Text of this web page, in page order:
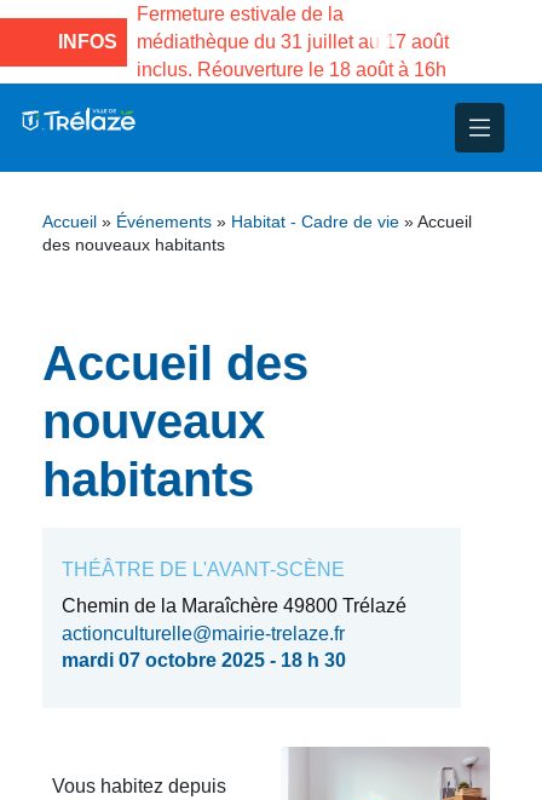
INFOS
la Maison des
de Gama du
Fermeture estivale de la
médiathèque du 31 juillet au 17 août
inclus. Réouverture le 18 août à 16h
Projets
– Jumelage
Accueil » Événements » Habitat - Cadre de vie » Accueil
des nouveaux habitants
Accueil des
nouveaux
habitants
THÉÂTRE DE L'AVANT-SCÈNE
Chemin de la Maraîchère 49800 Trélazé
actionculturelle@mairie-trelaze.fr
mardi 07 octobre 2025 - 18 h 30
Vous habitez depuis